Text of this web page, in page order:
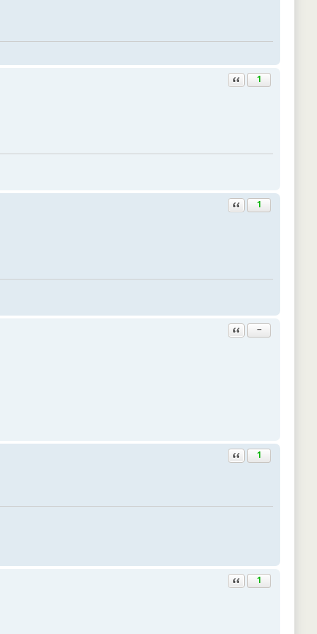
Ответить с цитатой
1
Ответить с цитатой
1
Ответить с цитатой
−
Ответить с цитатой
1
Ответить с цитатой
1